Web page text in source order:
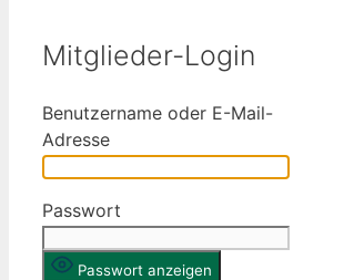
Mitglieder-Login
Benutzername oder E-Mail-
Adresse
Passwort
Passwort anzeigen